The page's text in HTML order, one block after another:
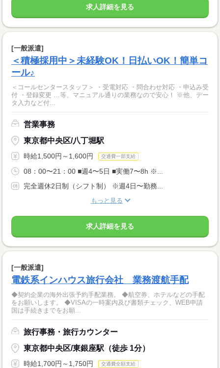
求人詳細を見る
[一般派遣]
＜積極採用中＞未経験OK！日払いOK！簡単コ
ール♪
＜コールセンタースタッフ＞ ・受電対応 ・問合わせ対応 ・申込み受
付 ・登録変更 …等、マニュアル通りの業務なので安心！ ※他、デー
タ入力など付...
営業事務
東京都中央区/八丁堀駅
時給1,500円～1,600円 交通費一部支給
08：00〜21：00 ■週4〜5日 ■実働7〜8h ※...
完全週休2日制（シフト制） ※週4日〜勤務...
もっと見る
求人詳細を見る
[一般派遣]
電鉄系インハウス旅行会社 業務渡航手配
◆契約企業の海外出張予約手配業務。 ◆航空券、ホテルなどの手配
をお願いします。 ◆VISAの一時案内及び書類チェック、WEB申請
国は手続きまでをお願...
旅行事務・旅行カウンター
東京都中央区/東銀座駅（徒歩 1分）
時給1,700円～1,750円 交通費全額支給